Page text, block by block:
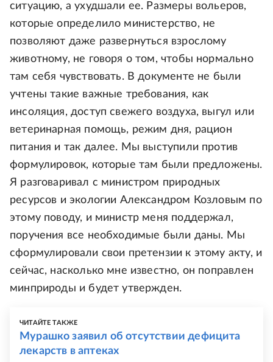
ситуацию, а ухудшали ее. Размеры вольеров,
которые определило министерство, не
позволяют даже развернуться взрослому
животному, не говоря о том, чтобы нормально
там себя чувствовать. В документе не были
учтены такие важные требования, как
инсоляция, доступ свежего воздуха, выгул или
ветеринарная помощь, режим дня, рацион
питания и так далее. Мы выступили против
формулировок, которые там были предложены.
Я разговаривал с министром природных
ресурсов и экологии Александром Козловым по
этому поводу, и министр меня поддержал,
поручения все необходимые были даны. Мы
сформулировали свои претензии к этому акту, и
сейчас, насколько мне известно, он поправлен
минприроды и будет утвержден.
ЧИТАЙТЕ ТАКЖЕ
Мурашко заявил об отсутствии дефицита
лекарств в аптеках